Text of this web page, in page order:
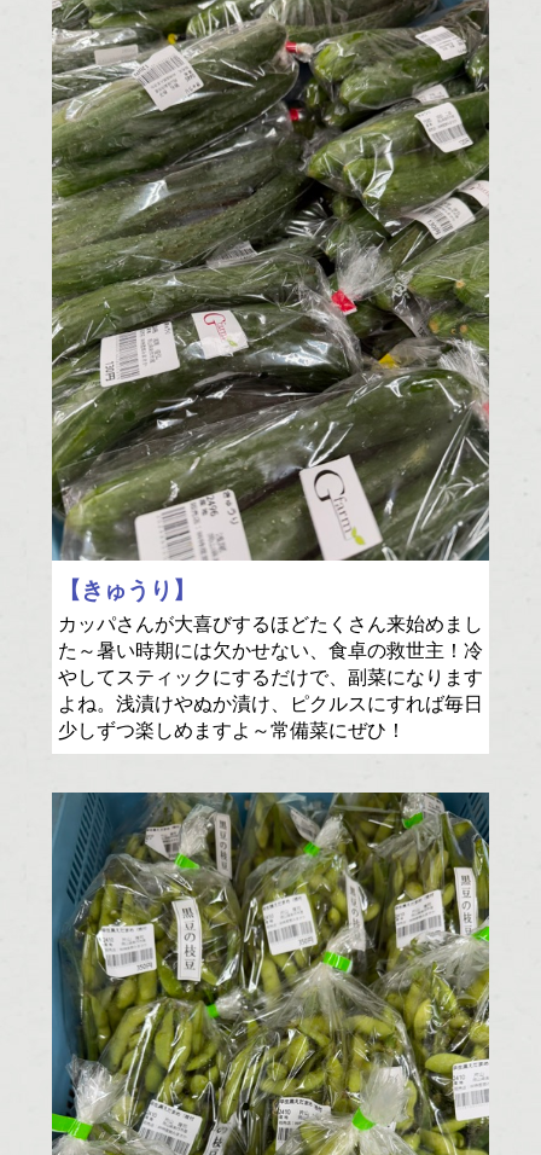
【きゅうり】
カッパさんが大喜びするほどたくさん来始めまし
た～暑い時期には欠かせない、食卓の救世主！冷
やしてスティックにするだけで、副菜になります
よね。浅漬けやぬか漬け、ピクルスにすれば毎日
少しずつ楽しめますよ～常備菜にぜひ！